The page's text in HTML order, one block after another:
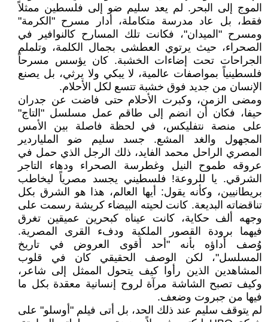
الموج إلى البحر. لم يعد سليم ضو إلى فلسطين ممثلاً
فقط، بل عاد مدرسة متكاملة، أدار مسرح "الكرمة"
ومسرح "الميدان"، فكانت تلك المسارح كالنوافير في
الصحراء، حيث يرتوي العطشى بجمال الكلمة، وتلملم
الجراحات تحت إضاءات الخشبة. كان يؤسس مسرحاً
فلسطينياً بمواصفات عالمية، لا يبكي ولا يرثي، بل يصنع
الإنسان من جديد فوق خشبة تتسع لكل الأحلام.
ومضى الزمن، وكبرت الأحلام حتى فاضت عن جدران
حيفا، فكان أن انضم إلى طاقم عمل مسلسل "التاج"
على منصة نتفليكس، في لحظة فاصلة بين الأمس
المجهول والغد المشع. جسد سليم ضو الملياردير
المصري الراحل محمد الفايد، ذلك الرجل الذي حمل في
عروقه طموح النيل وغطرسة الصحراء ودهاء التاجر
الشرقي. يا للروعة! فلسطيني يجسد مصرياً ليخاطب
بريطانيين، وكأنه يقول: أيها العالم، هذا هو الشرق بكل
تناقضاته البديعة. كانت لحيته البيضاء كريشة رسمت على
وجهه ألف حكاية، كانت عيناه كبحرين عميقين تغرق
فيهما برودة القصور الملكية ودفء القرى المصرية.
وُصف أداؤه بأنه "أحد أقوى العروض في تاريخ
المسلسل"، لكن الوصف الحقيقي كان في قلوب
المشاهدين الذين رأوا كيف يتحول الممثل إلى شاعر،
وكيف تصبح الشاشة مرآة لروح إنسانية معقدة بكل ما
فيها من جبروت وضعف.
لم يتوقف سليم عند ذلك الحد، بل أتى فيلم "أوسلو" على